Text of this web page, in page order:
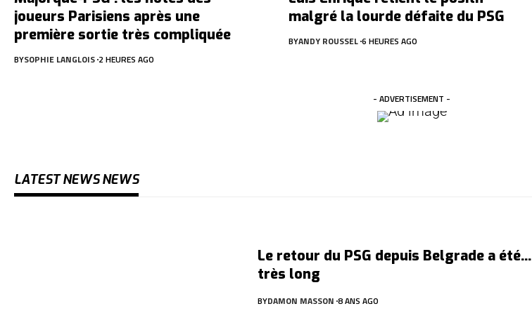
joueurs Parisiens après une
première sortie très compliquée
BYSOPHIE LANGLOIS 2 HEURES AGO
malgré la lourde défaite du PSG
BYANDY ROUSSEL 6 HEURES AGO
- ADVERTISEMENT -
LATEST NEWS NEWS
Le retour du PSG depuis Belgrade a été…
très long
BYDAMON MASSON 8 ANS AGO